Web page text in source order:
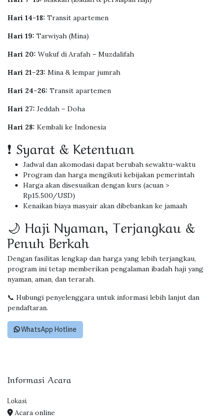
Hari 14–18: Transit apartemen
Hari 19: Tarwiyah (Mina)
Hari 20: Wukuf di Arafah – Muzdalifah
Hari 21–23: Mina & lempar jumrah
Hari 24–26: Transit apartemen
Hari 27: Jeddah – Doha
Hari 28: Kembali ke Indonesia
❗ Syarat & Ketentuan
Jadwal dan akomodasi dapat berubah sewaktu-waktu
Program dan harga mengikuti kebijakan pemerintah
Harga akan disesuaikan dengan kurs (acuan >
Rp15.500/USD)
Kenaikan biaya masyair akan dibebankan ke jamaah
🌙 Haji Nyaman, Terjangkau &
Penuh Berkah
Dengan fasilitas lengkap dan harga yang lebih terjangkau,
program ini tetap memberikan pengalaman ibadah haji yang
nyaman, aman, dan terarah.
📞 Hubungi penyelenggara untuk informasi lebih lanjut dan
pendaftaran.
WhatsApp Hotline
Informasi Acara
Lokasi
Acara online